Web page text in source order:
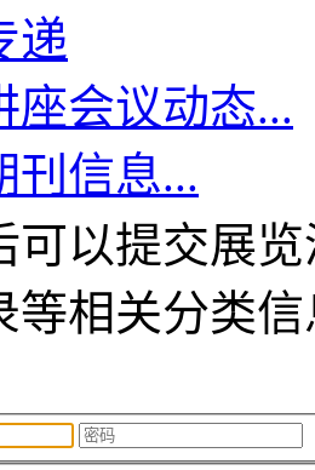
递
座会议动态...
刊信息...
可以提交展
等相关分类